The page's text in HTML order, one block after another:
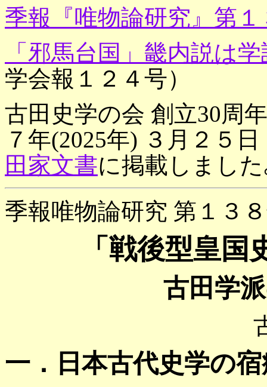
季報『唯物論研究』第１
「邪馬台国」畿内説は
学会報１２４号）
古田史学の会 創立30周
７年(2025年) ３月２５
田家文書に掲載しまし
季報唯物論研究 第１３
「戦後型皇
古田学
一．日本古代史学の